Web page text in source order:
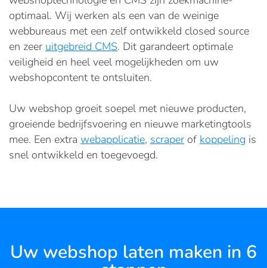
optimaal. Wij werken als een van de weinige
webbureaus met een zelf ontwikkeld closed source
en zeer uitgebreid CMS. Dit garandeert optimale
veiligheid en heel veel mogelijkheden om uw
webshopcontent te ontsluiten.
Uw webshop groeit soepel met nieuwe producten,
groeiende bedrijfsvoering en nieuwe marketingtools
mee. Een extra webapplicatie, scraper of koppeling is
snel ontwikkeld en toegevoegd.
Uw webshop laten maken in 6